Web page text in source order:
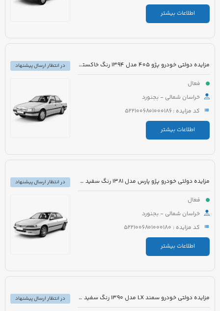
اطلاعات بیشتر
مزایده دولتی خودرو پژو 405 مدل 1394 رنگ خاکستری
فعال
خراسان شمالی - بجنورد
کد مزایده : 5221006801000186
اطلاعات بیشتر
در انتظار ارسال پیشنهاد
مزایده دولتی خودرو پژو پارس مدل 1381 رنگ سفید متالیک
فعال
خراسان شمالی - بجنورد
کد مزایده : 5221006801000180
اطلاعات بیشتر
در انتظار ارسال پیشنهاد
مزایده دولتی خودرو سمند LX مدل 1390 رنگ سفید روغنی
در انتظار ارسال پیشنهاد